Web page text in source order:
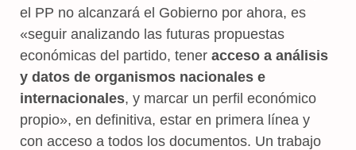
el PP no alcanzará el Gobierno por ahora, es
«seguir analizando las futuras propuestas
económicas del partido, tener acceso a análisis
y datos de organismos nacionales e
internacionales, y marcar un perfil económico
propio», en definitiva, estar en primera línea y
con acceso a todos los documentos. Un trabajo